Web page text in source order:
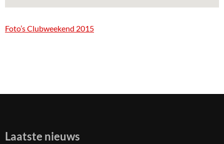
Foto’s Clubweekend 2015
Laatste nieuws